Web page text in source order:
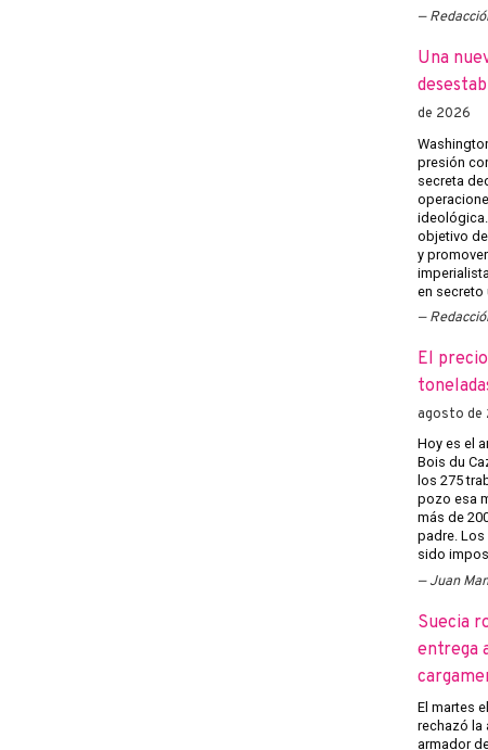
Una
de 2026
presión
secreta
objetivo
y
en secreto
El
agosto de
Hoy es el
Bois du
los 275
pozo esa
más de
padre.
sido
Juan
Suecia
entrega
El martes
rechazó la
armador